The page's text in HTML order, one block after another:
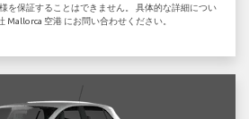
を保証することはできません。 具体的な詳細につい
Mallorca 空港 にお問い合わせください。